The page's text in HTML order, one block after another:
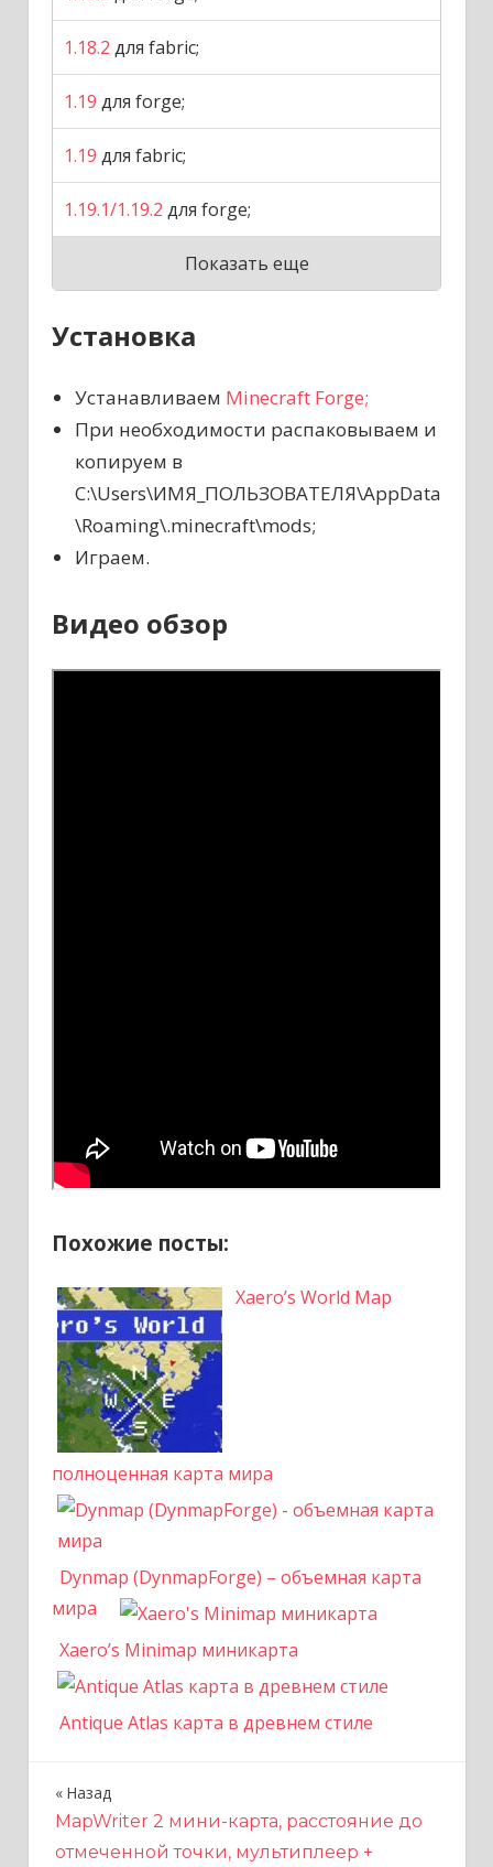
1.18.2 для fabric;
1.19 для forge;
1.19 для fabric;
1.19.1/1.19.2 для forge;
Показать еще
Установка
Устанавливаем Minecraft Forge;
При необходимости распаковываем и
копируем в
C:\Users\ИМЯ_ПОЛЬЗОВАТЕЛЯ\AppData
\Roaming\.minecraft\mods;
Играем.
Видео обзор
Похожие посты:
Xaero’s World Map
полноценная карта мира
Dynmap (DynmapForge) – объемная карта
мира
Xaero’s Minimap миникарта
Antique Atlas карта в древнем стиле
ННазад
MapWriter 2 мини-карта, расстояние до
отмеченной точки, мультиплеер +